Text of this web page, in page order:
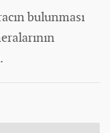
bulunması